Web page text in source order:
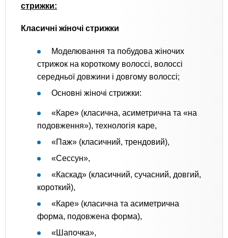
стрижки:
Класичні жіночі стрижки
Моделювання та побудова жіночих
стрижок на короткому волоссі, волоссі
середньої довжини і довгому волоссі;
Основні жіночі стрижки:
«Каре» (класична, асиметрична та «на
подовження»), технологія каре,
«Паж» (класичний, трендовий),
«Сессун»,
«Каскад» (класичний, сучасний, довгий,
короткий),
«Каре» (класична та асиметрична
форма, подовжена форма),
«Шапочка»,